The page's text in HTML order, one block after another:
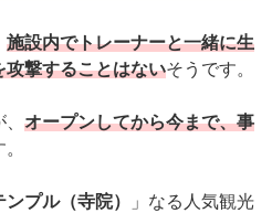
施設内でトレーナーと一緒に生
攻撃することはないそうです。
オープンしてから今まで、事
プル（寺院）
」なる人気観光